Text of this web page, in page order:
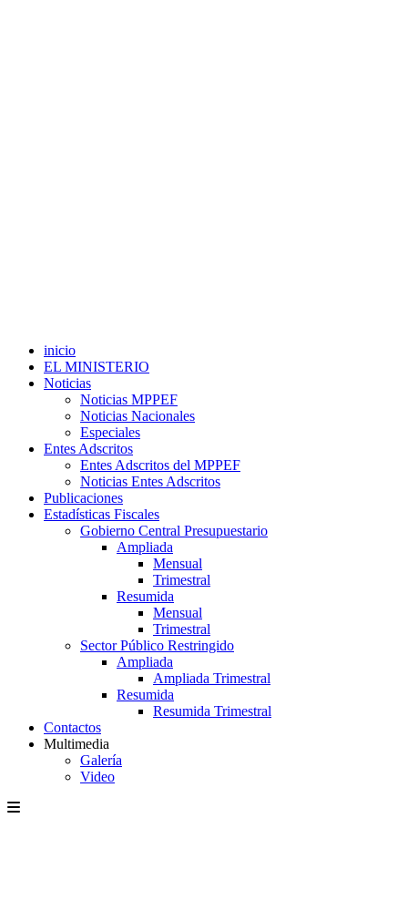
inicio
EL MINISTERIO
Noticias
Noticias MPPEF
Noticias Nacionales
Especiales
Entes Adscritos
Entes Adscritos del MPPEF
Noticias Entes Adscritos
Publicaciones
Estadísticas Fiscales
Gobierno Central Presupuestario
Ampliada
Mensual
Trimestral
Resumida
Mensual
Trimestral
Sector Público Restringido
Ampliada
Ampliada Trimestral
Resumida
Resumida Trimestral
Contactos
Multimedia
Galería
Video